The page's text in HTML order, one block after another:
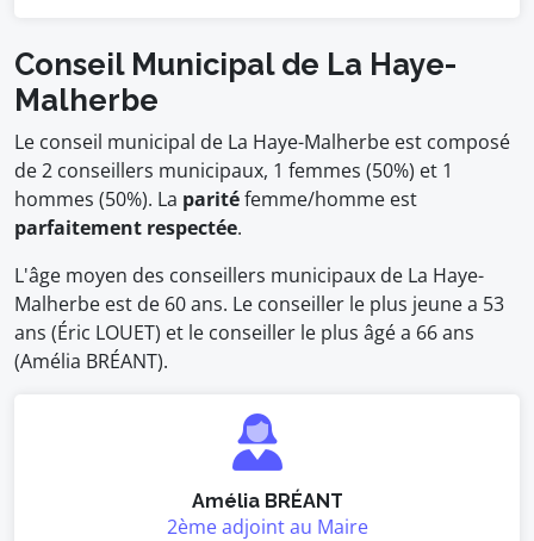
Conseil Municipal de La Haye-
Malherbe
Le conseil municipal de La Haye-Malherbe est composé
de 2 conseillers municipaux, 1 femmes (50%) et 1
hommes (50%). La paritéfemme/homme est
parfaitement respectée.
L'âge moyen des conseillers municipaux de La Haye-
Malherbe est de 60 ans. Le conseiller le plus jeune a 53
ans (Éric LOUET) et le conseiller le plus âgé a 66 ans
(Amélia BRÉANT).
Amélia BRÉANT
2ème adjoint au Maire